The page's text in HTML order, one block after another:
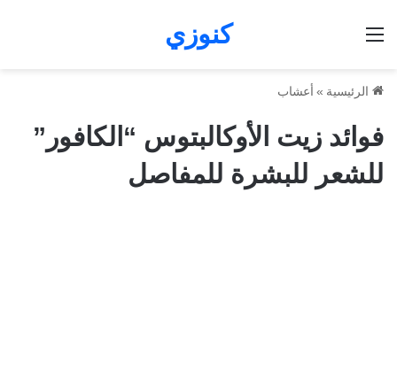
كنوزي
الرئيسية » أعشاب
فوائد زيت الأوكالبتوس “الكافور”
للشعر للبشرة للمفاصل